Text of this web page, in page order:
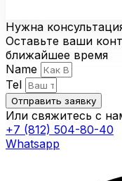
Нужна
Оставьте ваши
ближайшее время
Name
Tel
Отправить заявку
Или свяжитесь с
+7 (812) 504-80-40
Whatsapp